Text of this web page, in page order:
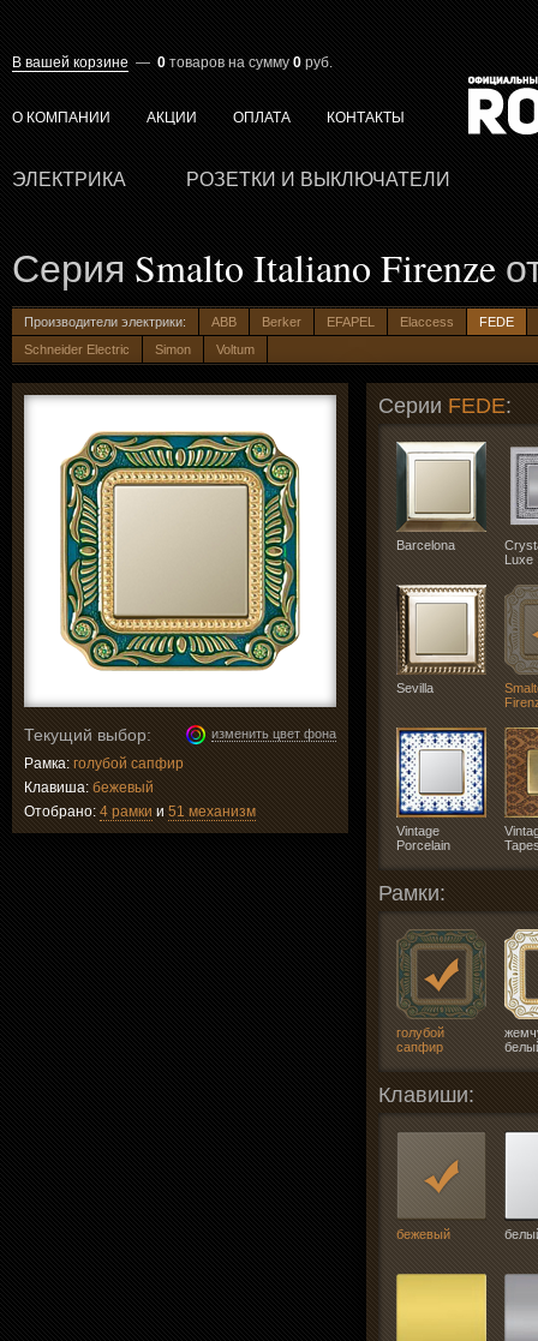
В вашей корзине — 0 товаров на сумму 0 руб.
О КОМПАНИИ АКЦИИ ОПЛАТА КОНТАКТЫ
ЭЛЕКТРИКА РОЗЕТКИ И ВЫКЛЮЧАТЕЛИ
Серия Smalto Italiano Firenze
Производители электрики: ABB Berker EFAPEL Elaccess
FEDE
Schneider Electric
Simon Voltum
изменить цвет фона
Текущий выбор:
Рамка: голубой сапфир
Клавиша: бежевый
Отобрано: 4 рамки и 51 механизм
Серии FEDE:
Barcelona
Luxe
Sevilla
Vintage
Porcelain
Рамки:
голубой
сапфир
Клавиши:
бежевый